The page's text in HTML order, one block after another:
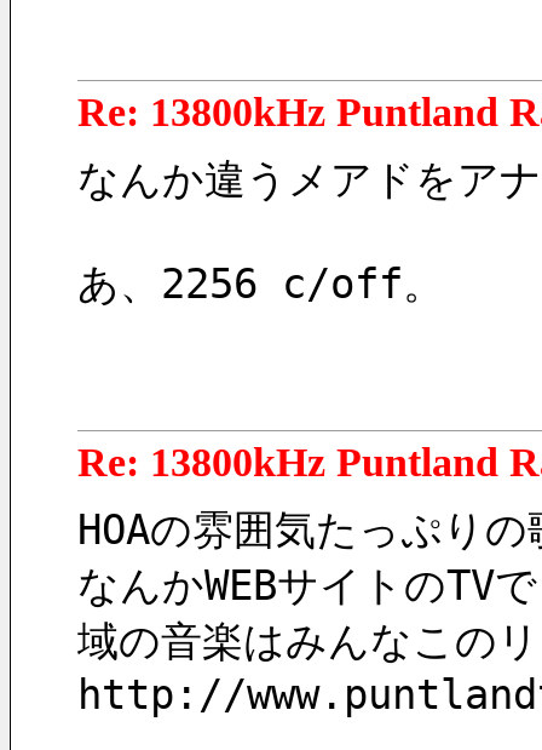
Re: 13800kHz Puntland
なんか違うメアドをア
あ、2256 c/off。
Re: 13800kHz Puntland
HOAの雰囲気たっぷり
なんかWEBサイトのTV
域の音楽はみんなこの
http://